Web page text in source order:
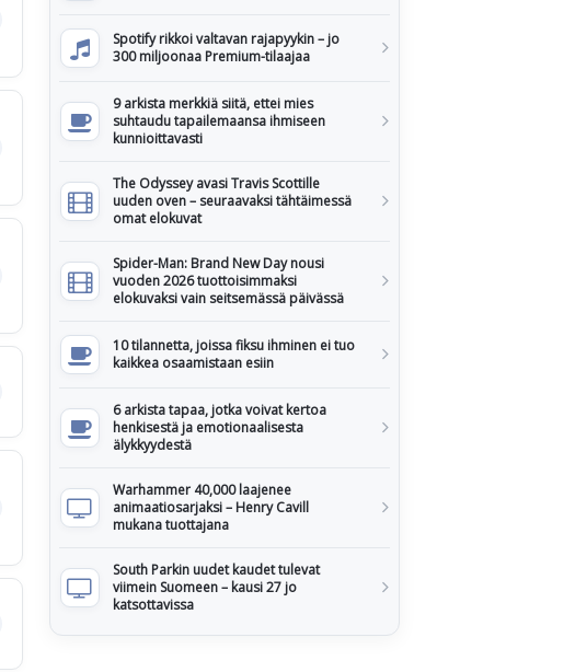
Spotify rikkoi valtavan rajapyykin – jo
300 miljoonaa Premium-tilaajaa
9 arkista merkkiä siitä, ettei mies
suhtaudu tapailemaansa ihmiseen
kunnioittavasti
The Odyssey avasi Travis Scottille
uuden oven – seuraavaksi tähtäimessä
omat elokuvat
Spider-Man: Brand New Day nousi
vuoden 2026 tuottoisimmaksi
elokuvaksi vain seitsemässä päivässä
10 tilannetta, joissa fiksu ihminen ei tuo
kaikkea osaamistaan esiin
6 arkista tapaa, jotka voivat kertoa
henkisestä ja emotionaalisesta
älykkyydestä
Warhammer 40,000 laajenee
animaatiosarjaksi – Henry Cavill
mukana tuottajana
South Parkin uudet kaudet tulevat
viimein Suomeen – kausi 27 jo
katsottavissa